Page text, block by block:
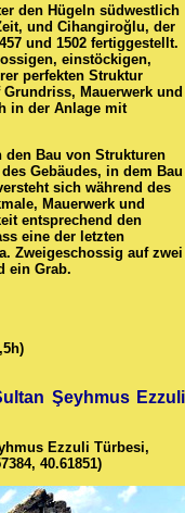
den Hügeln südwestlich
und Cihangiroğlu, der
und 1502 fertiggestellt.
einstöckigen,
perfekten Struktur
Mauerwerk und
in der Anlage mit
den Bau von Strukturen
Gebäudes, in dem Bau
sich während des
Mauerwerk und
entsprechend den
eine der letzten
Zweigeschossig auf zwei
ein Grab.
Şeyhmus Ezzuli
Ezzuli Türbesi,
40.61851)